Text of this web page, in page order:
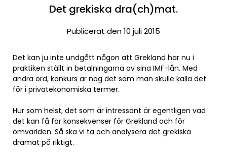
Det grekiska dra(ch)mat.
Publicerat den 10 juli 2015
Det kan ju inte undgått någon att Grekland har nu i
praktiken ställt in betalningarna av sina IMF-lån. Med
andra ord, konkurs är nog det som man skulle kalla det
för i privatekonomiska termer.
Hur som helst, det som är intressant är egentligen vad
det kan få för konsekvenser för Grekland och för
omvärlden. Så ska vi ta och analysera det grekiska
dramat på riktigt.